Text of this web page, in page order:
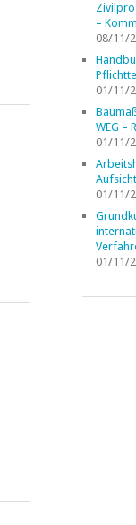
–
08/11/
01/11/
WEG –
01/11/
01/11/
01/11/